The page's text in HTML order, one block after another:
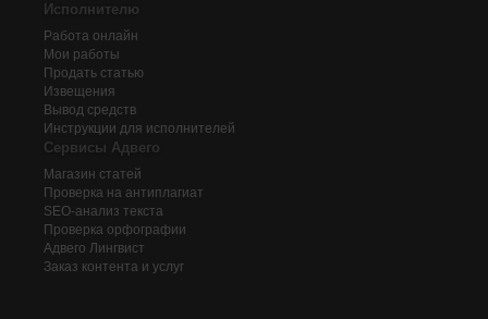
Исполнителю
Работа онлайн
Мои работы
Продать статью
Извещения
Вывод средств
Инструкции для исполнителей
Сервисы Адвего
Магазин статей
Проверка на антиплагиат
SEO-анализ текста
Проверка орфографии
Адвего Лингвист
Заказ контента и услуг